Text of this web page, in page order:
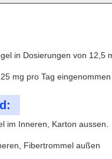
in Dosierungen von 12,5
mg pro Tag eingenommen
im Inneren, Karton aussen.
Fibertrommel außen